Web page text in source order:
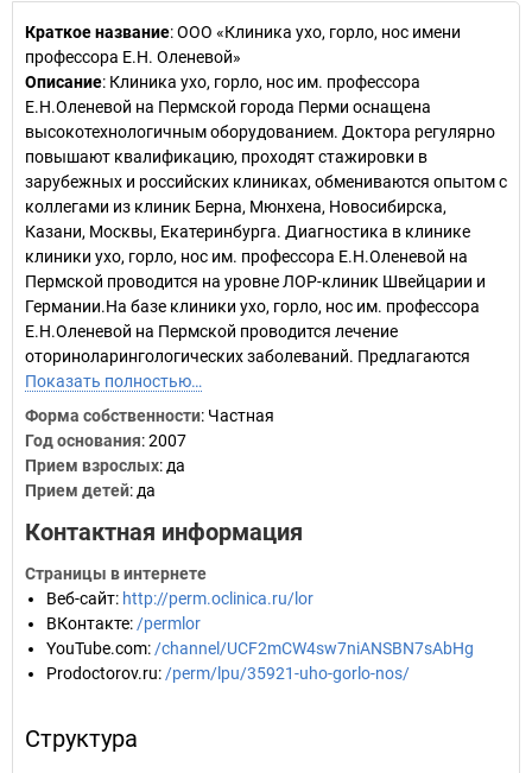
Краткое название:ООО «Клиника ухо, горло, нос имени
профессора Е.Н. Оленевой»
Описание: Клиника ухо, горло, нос им. профессора
Е.Н.Оленевой на Пермской города Перми оснащена
высокотехнологичным оборудованием. Доктора регулярно
повышают квалификацию, проходят стажировки в
зарубежных и российских клиниках, обмениваются опытом с
коллегами из клиник Берна, Мюнхена, Новосибирска,
Казани, Москвы, Екатеринбурга. Диагностика в клинике
клиники ухо, горло, нос им. профессора Е.Н.Оленевой на
Пермской проводится на уровне ЛОР-клиник Швейцарии и
Германии.На базе клиники ухо, горло, нос им. профессора
Е.Н.Оленевой на Пермской проводится лечение
оториноларингологических заболеваний. Предлагаются
Показать полностью…
Форма собственности: Частная
Год основания:2007
Прием взрослых: да
Прием детей: да
Контактная информация
Страницы в интернете
Веб-сайт: http://perm.oclinica.ru/lor
ВКонтакте: /permlor
YouTube.com: /channel/UCF2mCW4sw7niANSBN7sAbHg
Prodoctorov.ru: /perm/lpu/35921-uho-gorlo-nos/
Структура